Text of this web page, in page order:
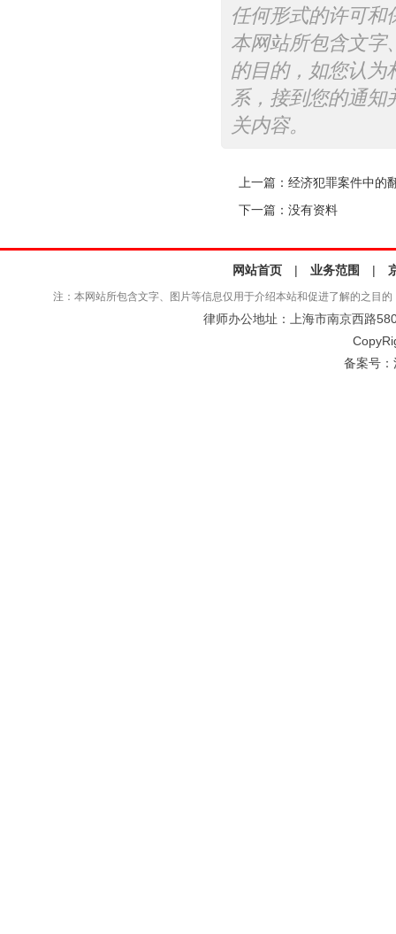
任何形式的许可和
本网站所包含文字
的目的，如您认为
系，接到您的通知
关内容。
上一篇： 经济犯罪案件中的
下一篇：没有资料
网站首页 | 业务范围 |
注：本网站所包含文字、图片等信息仅用于介绍本站和促进了解的之目
律师办公地址：上海市南京西路
备案号：